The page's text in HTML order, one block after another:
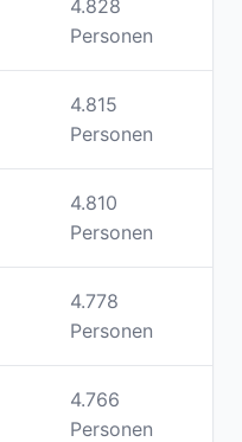
4.828
Personen
4.815
Personen
4.810
Personen
4.778
Personen
4.766
Personen